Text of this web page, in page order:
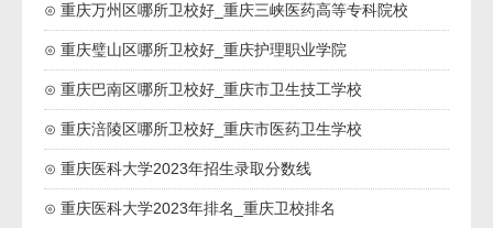
⊙ 重庆万州区哪所卫校好_重庆三峡医药高等专科院校
⊙ 重庆璧山区哪所卫校好_重庆护理职业学院
⊙ 重庆巴南区哪所卫校好_重庆市卫生技工学校
⊙ 重庆涪陵区哪所卫校好_重庆市医药卫生学校
⊙ 重庆医科大学2023年招生录取分数线
⊙ 重庆医科大学2023年排名_重庆卫校排名